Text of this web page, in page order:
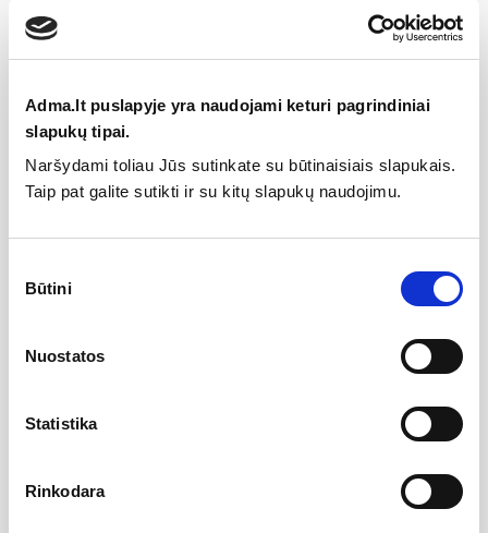
Adma.lt puslapyje yra naudojami keturi pagrindiniai
slapukų tipai.
Naršydami toliau Jūs sutinkate su būtinaisiais slapukais.
Taip pat galite sutikti ir su kitų slapukų naudojimu.
pasirinkimas
Būtini
Nuostatos
Statistika
Rinkodara
Specifikacija
Serija KN 111